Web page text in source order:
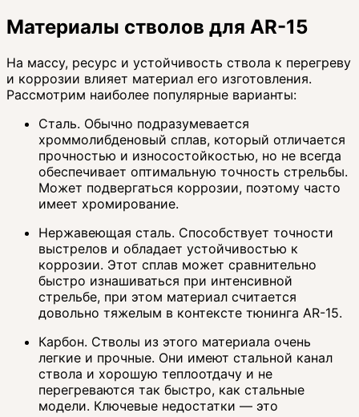
Материалы стволов для AR-15
На массу, ресурс и устойчивость ствола к перегреву
и коррозии влияет материал его изготовления.
Рассмотрим наиболее популярные варианты:
Сталь. Обычно подразумевается
хроммолибденовый сплав, который отличается
прочностью и износостойкостью, но не всегда
обеспечивает оптимальную точность стрельбы.
Может подвергаться коррозии, поэтому часто
имеет хромирование.
Нержавеющая сталь. Способствует точности
выстрелов и обладает устойчивостью к
коррозии. Этот сплав может сравнительно
быстро изнашиваться при интенсивной
стрельбе, при этом материал считается
довольно тяжелым в контексте тюнинга AR-15.
Карбон. Стволы из этого материала очень
легкие и прочные. Они имеют стальной канал
ствола и хорошую теплоотдачу и не
перегреваются так быстро, как стальные
модели. Ключевые недостатки — это